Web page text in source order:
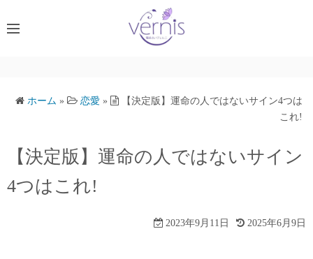
ン
ホーム » 恋愛 »
【決定版】運命の人ではないサイン4つは
これ!
【決定版】運命の人ではないサイン
4つはこれ!
2023年9月11日 2025年6月9日